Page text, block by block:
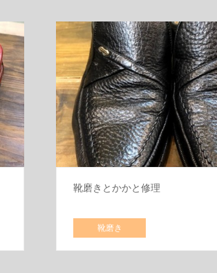
靴磨きとかかと修理
靴磨き